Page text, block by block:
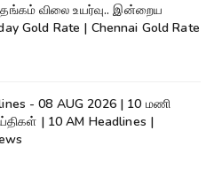
தங்கம் விலை உயர்வு.. இன்றைய
Gold Rate | Chennai Gold Rate
- 08 AUG 2026 | 10 மணி
| 10 AM Headlines |